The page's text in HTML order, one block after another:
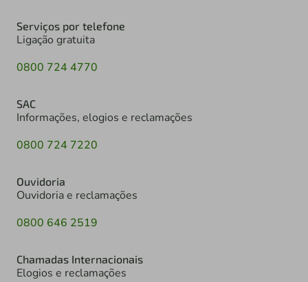
Serviços por telefone
Ligação gratuita
0800 724 4770
SAC
Informações, elogios e reclamações
0800 724 7220
Ouvidoria
Ouvidoria e reclamações
0800 646 2519
Chamadas Internacionais
Elogios e reclamações